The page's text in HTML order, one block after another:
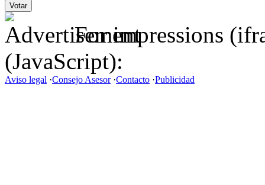
For impressions
(JavaScript):
Aviso legal ·Consejo Asesor·Contacto ·Publicidad